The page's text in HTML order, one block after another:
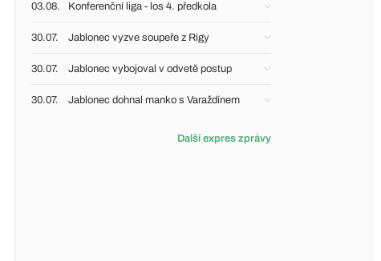
03.08. Konferenční liga - los 4. předkola
30.07. Jablonec vyzve soupeře z Rigy
30.07. Jablonec vybojoval v odvetě postup
30.07. Jablonec dohnal manko s Varaždínem
Další expres zprávy